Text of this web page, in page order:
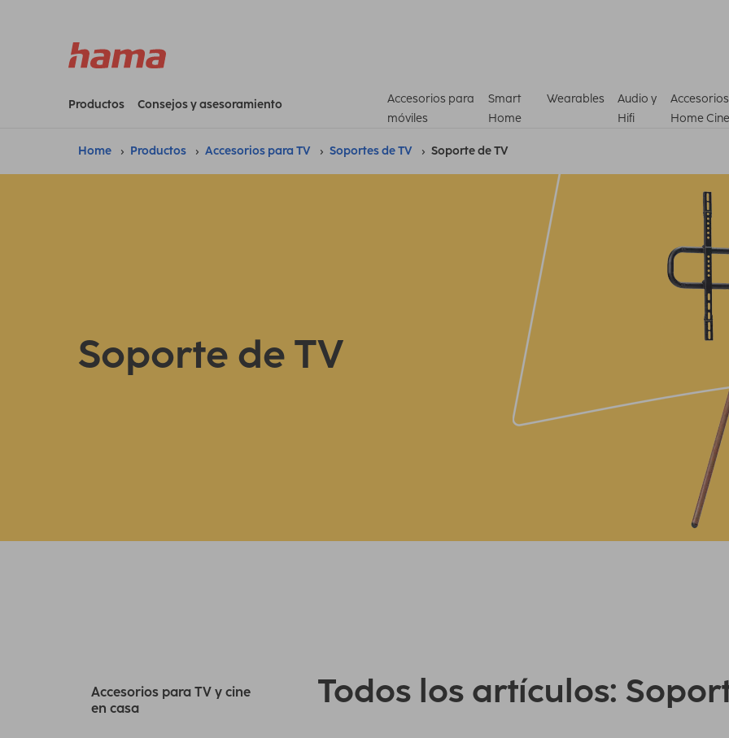
Productos Consejos y asesoramiento
Accesorios para
móviles
Smart
Home
Wearables
Audio y
Hifi
Home
Home Productos Accesorios para TV Soportes de TV Soporte de TV
Soporte de TV
Accesorios para TV y cine
en casa
Todos los artículos: